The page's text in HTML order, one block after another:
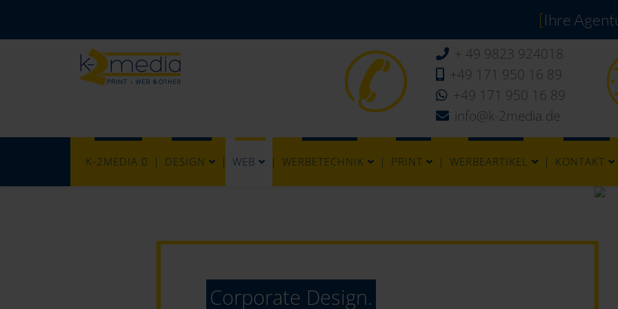
[Ihre
+ 49 9823 924018
+49 171 950 16 89
+49 171 950 16 89
info@k-2media.de
K-2MEDIA DESIGN WEB WERBETECHNIK PRINT WERBEARTIKEL KONTAKT
Corporate Design.